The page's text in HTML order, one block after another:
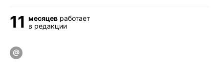
11 месяцев работает
в редакции